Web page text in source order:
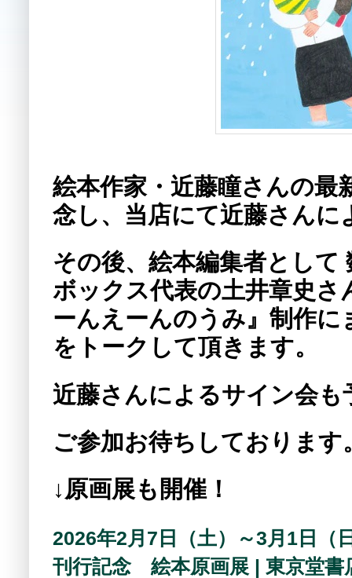
絵本作家・近藤瞳さんの最
念し、当店にて近藤さん
その後、絵本編集者とし
ボックス代表の土井章史
ーんえーんのうみ』制作
をトークして頂きます。
近藤さんによるサイン会も
ご参加お待ちしておりま
↓原画展も開催！
2026年2月7日（土）～3月1日（
刊行記念 絵本原画展 | 東京堂書